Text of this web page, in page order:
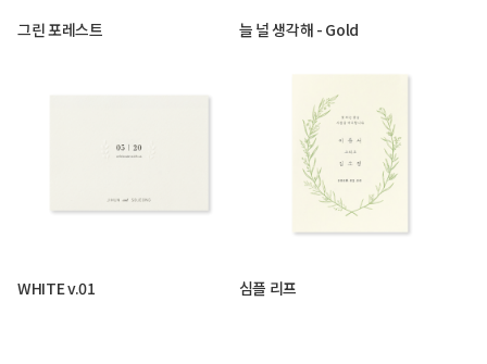
그린 포레스트 늘 널 생각해 - Gold
WHITE v.01 심플 리프